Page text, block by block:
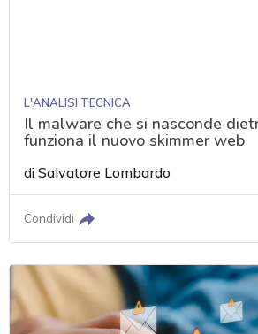
L'ANALISI TECNICA
Il malware che si nasconde
funziona il nuovo skimmer web
diSalvatore Lombardo
Condividi